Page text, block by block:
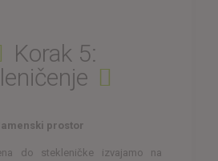
Korak 5:
prostor
do stekleničke izvajamo na